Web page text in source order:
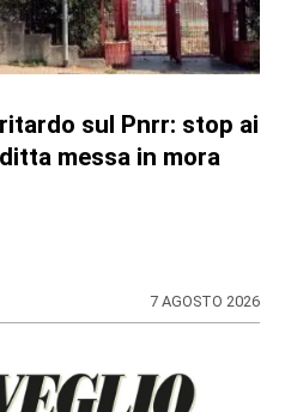
2027
i Comuni
per ampliare gli
le famiglie
8 AGOSTO 2026